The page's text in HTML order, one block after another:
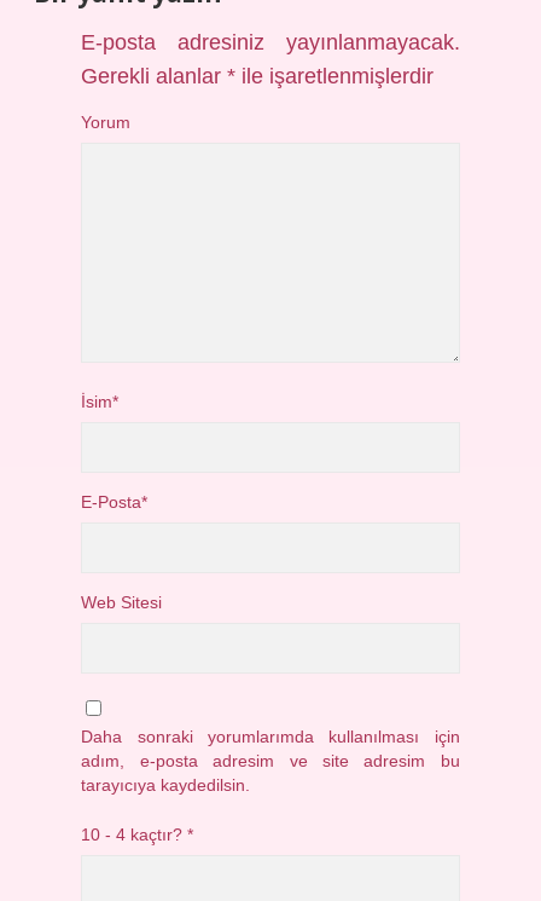
E-posta adresiniz yayınlanmayacak.
Gerekli alanlar* ile işaretlenmişlerdir
Yorum
İsim*
E-Posta*
Web Sitesi
Daha sonraki yorumlarımda kullanılması için
adım, e-posta adresim ve site adresim bu
tarayıcıya kaydedilsin.
10 - 4 kaçtır?*